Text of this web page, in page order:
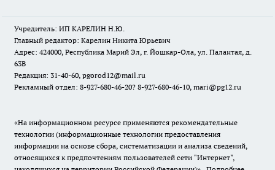
Учредитель: ИП КАРЕЛИН Н.Ю.
Главный редактор: Карелин Никита Юрьевич
Адрес: 424000, Республика Марий Эл, г. Йошкар-Ола, ул. Палантая, д.
63В
Редакция: 31-40-60, pgorod12@mail.ru
Рекламный отдел: 8-927-680-46-20? 8-927-680-46-10, mari@pg12.ru
«На информационном ресурсе применяются рекомендательные
технологии (информационные технологии предоставления
информации на основе сбора, систематизации и анализа сведений,
относящихся к предпочтениям пользователей сети "Интернет",